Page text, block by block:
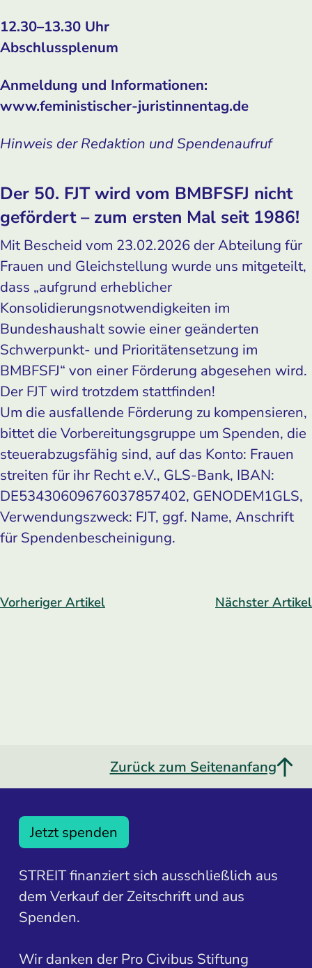
12.30–13.30 Uhr
Abschlussplenum
Anmeldung und Informationen:
www.feministischer-juristinnentag.de
Hinweis der Redaktion und Spendenaufruf
Der 50. FJT wird vom BMBFSFJ nicht
gefördert – zum ersten Mal seit 1986!
Mit Bescheid vom 23.02.2026 der Abteilung für
Frauen und Gleichstellung wurde uns mitgeteilt,
dass „aufgrund erheblicher
Konsolidierungsnotwendigkeiten im
Bundeshaushalt sowie einer geänderten
Schwerpunkt- und Prioritätensetzung im
BMBFSFJ“ von einer Förderung abgesehen wird.
Der FJT wird trotzdem stattfinden!
Um die ausfallende Förderung zu kompensieren,
bittet die Vorbereitungsgruppe um Spenden, die
steuerabzugsfähig sind, auf das Konto: Frauen
streiten für ihr Recht e.V., GLS-Bank, IBAN:
DE53430609676037857402, GENODEM1GLS,
Verwendungszweck: FJT, ggf. Name, Anschrift
für Spendenbescheinigung.
Vorheriger Artikel Nächster Artikel
Zurück zum Seitenanfang
Jetzt spenden
STREIT finanziert sich ausschließlich aus
dem Verkauf der Zeitschrift und aus
Spenden.
Wir danken der Pro Civibus Stiftung